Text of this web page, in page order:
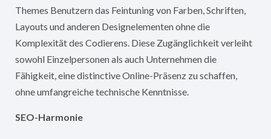
Themes Benutzern das Feintuning von Farben, Schriften,
Layouts und anderen Designelementen ohne die
Komplexität des Codierens. Diese Zugänglichkeit verleiht
sowohl Einzelpersonen als auch Unternehmen die
Fähigkeit, eine distinctive Online-Präsenz zu schaffen,
ohne umfangreiche technische Kenntnisse.
SEO-Harmonie